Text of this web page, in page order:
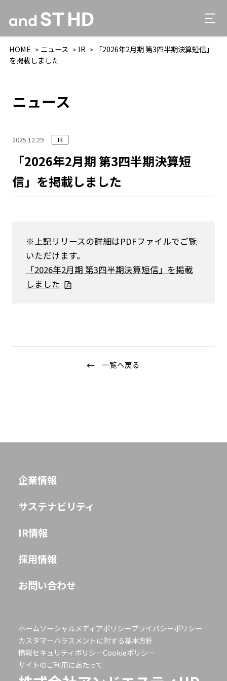
サステナビリティ
HOME ニュース IR
「2026年2月期 第3四半期決算短信」
を掲載しました
ニュース
2025.12.29 IR
「2026年2月期 第3四半期決算短
信」を掲載しました
※上記リリースの詳細はPDFファイルでご覧
いただけます。
「2026年2月期 第3四半期決算短信」を掲載
しました
一覧へ戻る
企業情報
サステナビリティ
IR情報
採用情報
お問い合わせ
ホームソーシャルメディアポリシープライバシーポリシー
カスタマーハラスメントに対する基本方針
情報セキュリティポリシーCookieポリシー
サイトのご利用にあたって